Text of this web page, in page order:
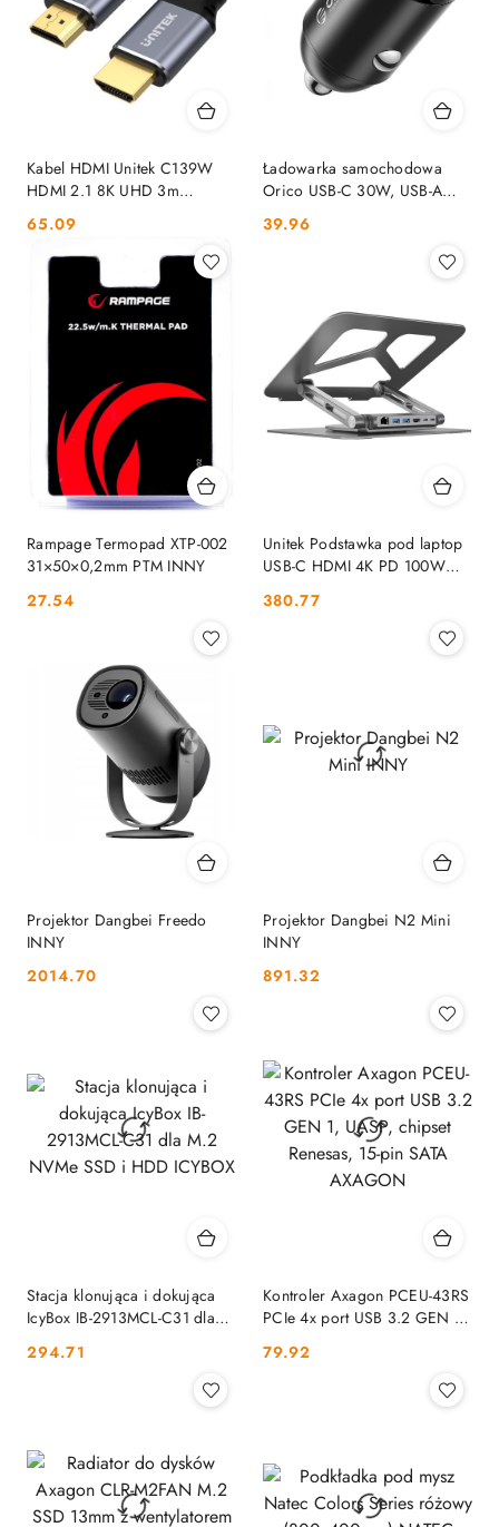
Kabel HDMI Unitek C139W
HDMI 2.1 8K UHD 3m
Cena:
65.09
Ładowarka samochodowa
Orico USB-C 30W, USB-A
Cena:
39.96
Rampage Termopad XTP-002
31×50×0,2mm PTM INNY
Cena:
27.54
Unitek Podstawka pod laptop
USB-C HDMI 4K PD 100W
Cena:
380.77
Projektor Dangbei Freedo
INNY
Cena:
2014.70
Projektor Dangbei N2 Mini
INNY
Cena:
891.32
Stacja klonująca i dokująca
IcyBox IB-2913MCL-C31 dla
ICYBOX
Cena:
294.71
Kontroler Axagon PCEU-43RS
PCIe 4x port USB 3.2 GEN 1,
SATA AXAGON
Cena:
79.92